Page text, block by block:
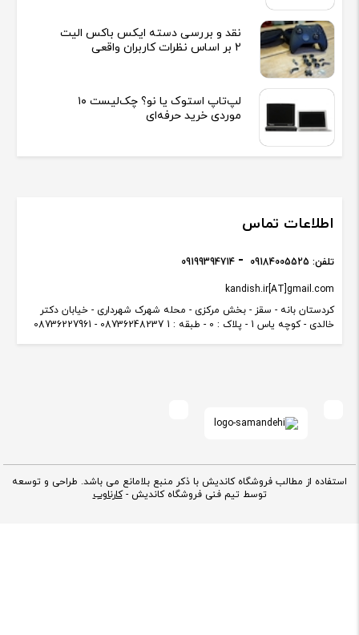
نقد و بررسی دسته ایکس باکس الیت
2 بر اساس نظرات کاربران واقعی
لپ‌تاپ استوک یا نو؟ چک‌لیست ۱۰
موردی خرید حرفه‌ای
اطلاعات تماس
کردستان بانه - سقز - بخش مرکزی - محله شهرک شهرداری - خیابان دکتر
خالدی - کوچه یاس 1 - پلاک : 0 - طبقه : 1 08736248237 - 08736227961
kandish.ir[AT]gmail.com
تلفن: 09184005525
09199394714
استفاده از مطالب فروشگاه کاندیش با ذکر منبع بلامانع می باشد. طراحی و توسعه
توسط تیم فنی فروشگاه کاندیش -کارناوب